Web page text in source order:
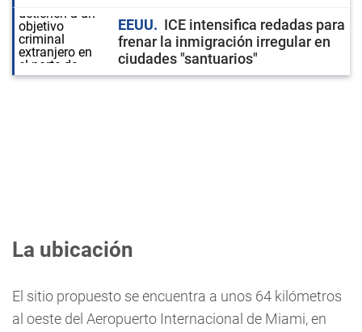
EEUU
ICE intensifica redadas para
frenar la inmigración irregular en
ciudades "santuarios"
La ubicación
El sitio propuesto se encuentra a unos 64 kilómetros
al oeste del Aeropuerto Internacional de Miami, en